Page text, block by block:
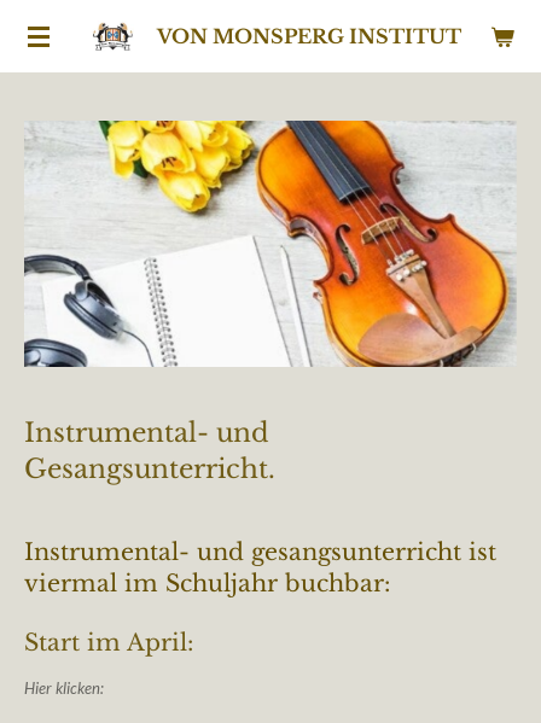
Zum
VON MONSPERG INSTITUT
Instrumental- und
Gesangsunterricht.
Instrumental- und gesangsunterricht ist
viermal im Schuljahr buchbar:
Start im April:
Hier klicken: